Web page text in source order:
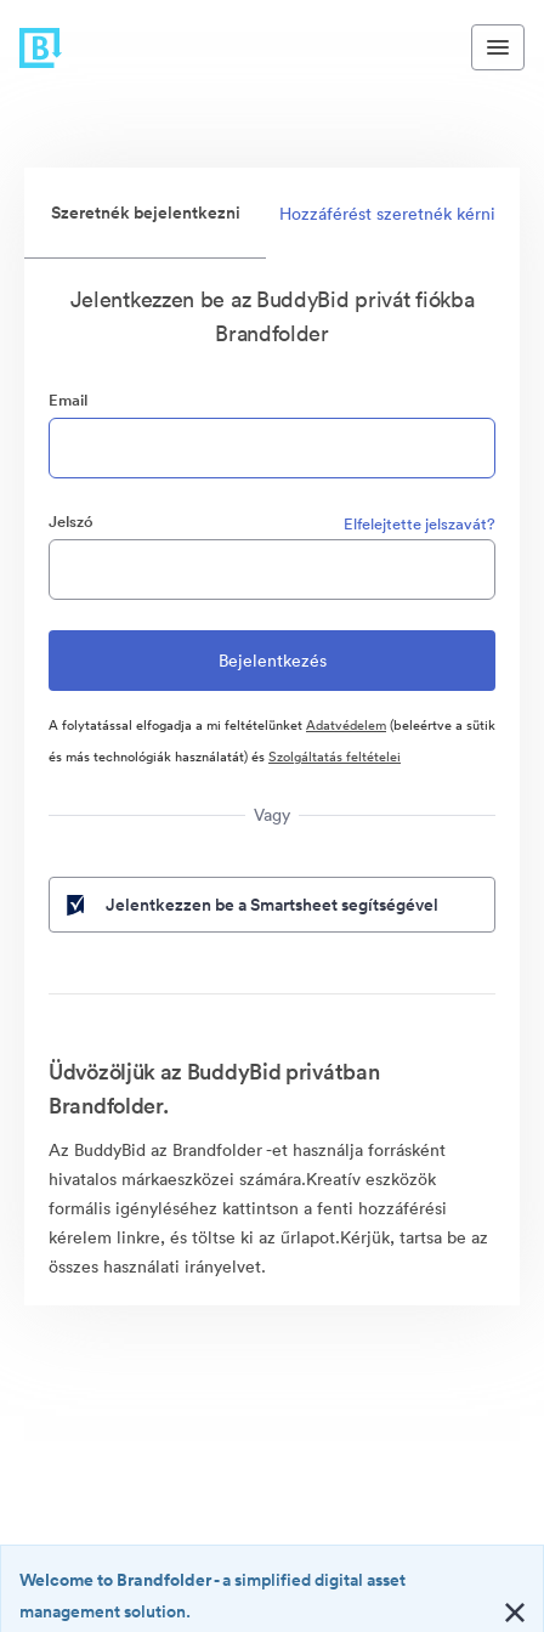
Szeretnék bejelentkezni Hozzáférést szeretnék kérni
Jelentkezzen be az BuddyBid privát fiókba
Brandfolder
Email
Jelszó Elfelejtette jelszavát?
A folytatással elfogadja a mi feltételünketAdatvédelem(beleértve a sütik
és más technológiák használatát) ésSzolgáltatás feltételei
Vagy
Jelentkezzen be a Smartsheet segítségével
Üdvözöljük az BuddyBid privátban
Brandfolder.
Az BuddyBid az Brandfolder -et használja forrásként
hivatalos márkaeszközei számára.Kreatív eszközök
formális igényléséhez kattintson a fenti hozzáférési
kérelem linkre, és töltse ki az űrlapot.Kérjük, tartsa be az
összes használati irányelvet.
Welcome to Brandfolder- a simplified digital asset
management solution.